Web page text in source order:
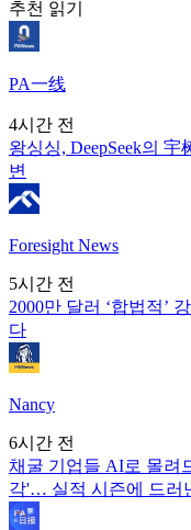
추천 읽기
PA一线
4시간 전
왕싱싱, DeepSeek의
변
Foresight News
5시간 전
2000만 달러 ‘합법적’
다
Nancy
6시간 전
채굴 기업들 AI로 몰려
각'… 실적 시즌에 드러